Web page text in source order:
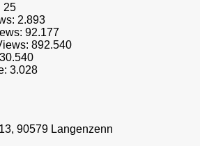
25
2.893
92.177
892.540
3.028
90579 Langenzenn